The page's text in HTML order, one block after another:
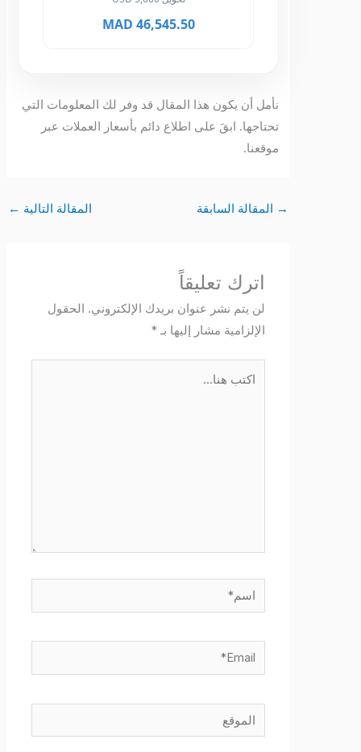
46,545.50 MAD
نأمل أن يكون هذا المقال قد وفر لك المعلومات التي
تحتاجها. ابقَ على اطلاع دائم بأسعار العملات عبر
موقعنا.
المقالة السابقة المقالة التالية←
اترك تعليقاً
لن يتم نشر عنوان بريدك الإلكتروني. الحقول
الإلزامية مشار إليها بـ*